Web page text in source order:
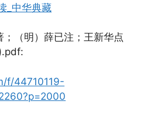
_中华典藏
（明）薛已注；王新华点
f/44710119-